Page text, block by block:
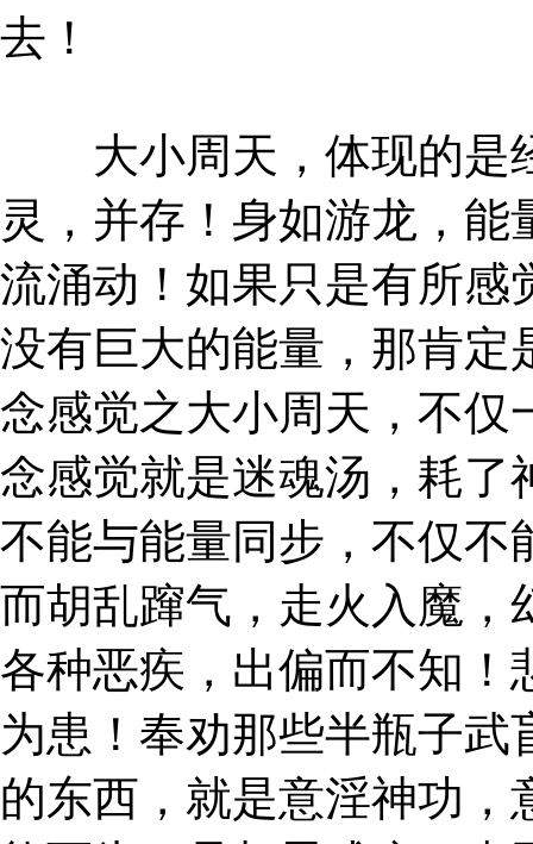
去！
大小周天，体现的是
灵，并存！身如游龙，
流涌动！如果只是有所感
没有巨大的能量，那肯定
念感觉之大小周天，不仅
念感觉就是迷魂汤，耗了
不能与能量同步，不仅不
而胡乱蹿气，走火入魔，
各种恶疾，出偏而不知！
为患！奉劝那些半瓶子
的东西，就是意淫神功